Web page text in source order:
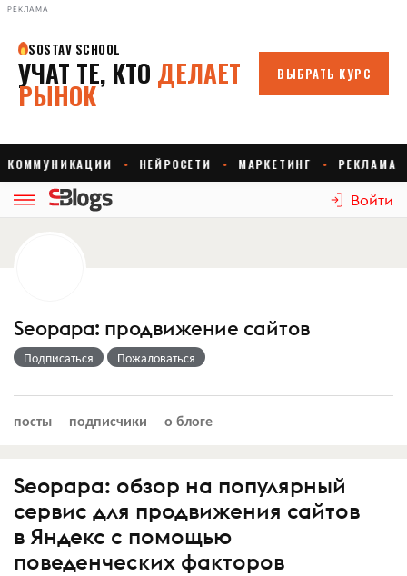
РЕКЛАМА
Войти
Seopapa: продвижение сайтов
Подписаться Пожаловаться
посты подписчики о блоге
Seopapa: обзор на популярный
сервис для продвижения сайтов
в Яндекс с помощью
поведенческих факторов